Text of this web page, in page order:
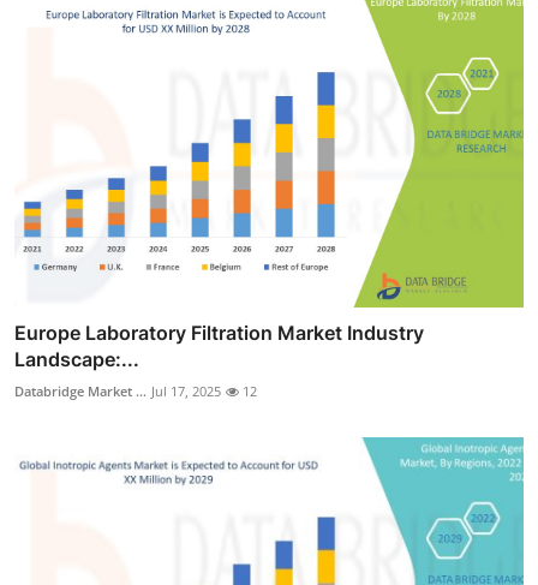
Europe Laboratory Filtration Market Industry
Landscape:...
Databridge Market ... Jul 17, 2025 12